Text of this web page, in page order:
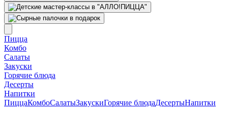
Пицца
Комбо
Салаты
Закуски
Горячие блюда
Десерты
Напитки
ПиццаКомбоСалатыЗакускиГорячие блюдаДесертыНапитки